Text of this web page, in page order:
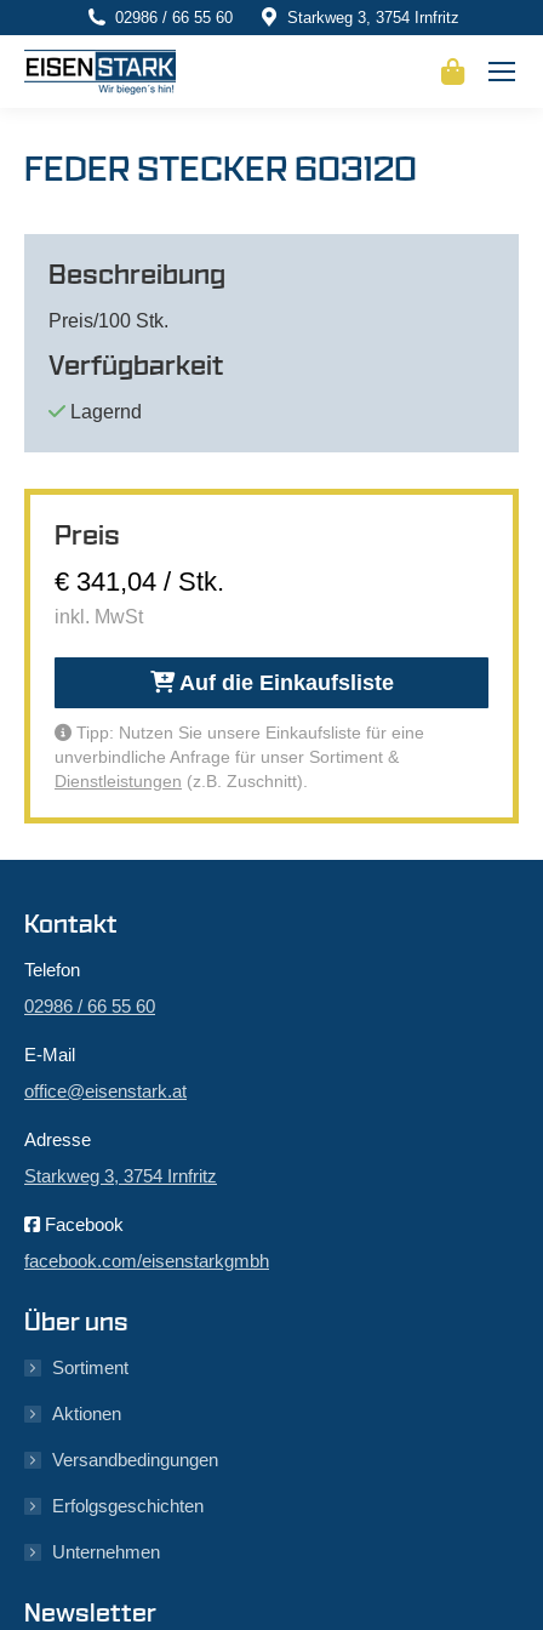
02986 / 66 55 60 Starkweg 3, 3754 Irnfritz
FEDER STECKER 603120
Beschreibung
Preis/100 Stk.
Verfügbarkeit
Lagernd
Preis
€ 341,04 / Stk.
inkl. MwSt
Auf die Einkaufsliste
Tipp: Nutzen Sie unsere Einkaufsliste für eine
unverbindliche Anfrage für unser Sortiment &
Dienstleistungen (z.B. Zuschnitt).
Kontakt
Telefon
02986 / 66 55 60
E-Mail
office@eisenstark.at
Adresse
Starkweg 3, 3754 Irnfritz
Facebook
facebook.com/eisenstarkgmbh
Über uns
Sortiment
Aktionen
Versandbedingungen
Erfolgsgeschichten
Unternehmen
Newsletter